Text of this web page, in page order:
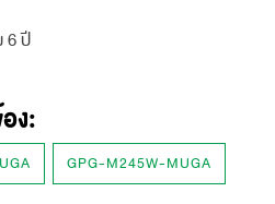
6 ปี
ง:
GPG-M245W-MUGA